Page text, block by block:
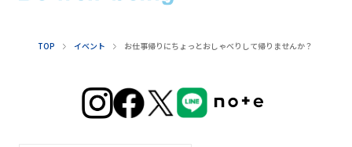
TOP イベント お仕事帰りにちょっとおしゃべりして帰りませんか？「どうも